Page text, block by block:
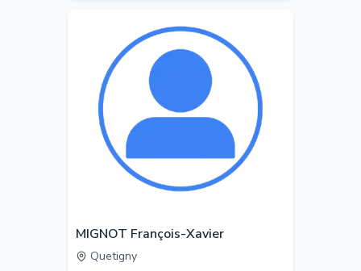
MIGNOT François-Xavier
Quetigny